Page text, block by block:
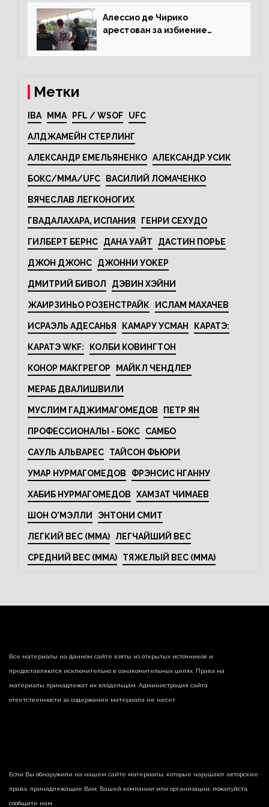
Алессио де Чирико
арестован за избиение
Метки
IBA MMA PFL / WSOF UFC
АЛДЖАМЕЙН СТЕРЛИНГ
АЛЕКСАНДР ЕМЕЛЬЯНЕНКО АЛЕКСАНДР УСИК
БОКС/MMA/UFC ВАСИЛИЙ ЛОМАЧЕНКО
ВЯЧЕСЛАВ ЛЕГКОНОГИХ
ГВАДАЛАХАРА, ИСПАНИЯ ГЕНРИ СЕХУДО
ГИЛБЕРТ БЕРНС ДАНА УАЙТ ДАСТИН ПОРЬЕ
ДЖОН ДЖОНС ДЖОННИ УОКЕР
ДМИТРИЙ БИВОЛ ДЭВИН ХЭЙНИ
ЖАИРЗИНЬО РОЗЕНСТРАЙК ИСЛАМ МАХАЧЕВ
ИСРАЭЛЬ АДЕСАНЬЯ КАМАРУ УСМАН КАРАТЭ:
КАРАТЭ WKF: КОЛБИ КОВИНГТОН
КОНОР МАКГРЕГОР МАЙКЛ ЧЕНДЛЕР
МЕРАБ ДВАЛИШВИЛИ
МУСЛИМ ГАДЖИМАГОМЕДОВ ПЕТР ЯН
ПРОФЕССИОНАЛЫ - БОКС САМБО
САУЛЬ АЛЬВАРЕС ТАЙСОН ФЬЮРИ
УМАР НУРМАГОМЕДОВ ФРЭНСИС НГАННУ
ХАБИБ НУРМАГОМЕДОВ ХАМЗАТ ЧИМАЕВ
ШОН О'МЭЛЛИ ЭНТОНИ СМИТ
ЛЕГКИЙ ВЕС (MMA) ЛЕГЧАЙШИЙ ВЕС
СРЕДНИЙ ВЕС (MMA) ТЯЖЕЛЫЙ ВЕС (MMA)
Все материалы на данном сайте взяты из открытых источников и
предоставляются исключительно в ознакомительных целях. Права на
материалы принадлежат их владельцам. Администрация сайта
ответственности за содержание материала не несет.
Если Вы обнаружили на нашем сайте материалы, которые нарушают авторские
права, принадлежащие Вам, Вашей компании или организации, пожалуйста,
сообщите нам.